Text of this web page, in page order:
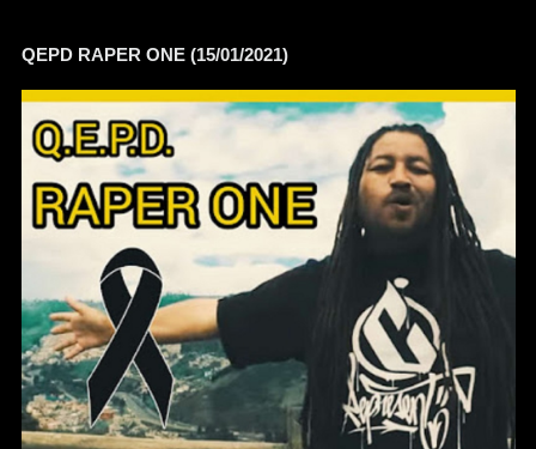
QEPD RAPER ONE (15/01/2021)